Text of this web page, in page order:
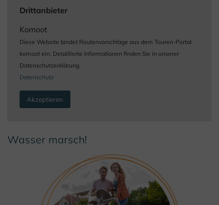
Drittanbieter
Komoot
Diese Website bindet Routenvorschläge aus dem Touren-Portal
komoot ein. Detaillierte Informationen finden Sie in unserer
Datenschutzerklärung.
Datenschutz
Akzeptieren
Wasser marsch!